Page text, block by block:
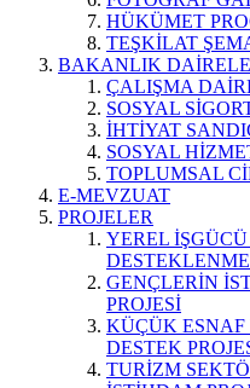
HÜKÜMET
TEŞKİLAT
BAKANLIK
ÇALIŞMA
SOSYAL
İHTİYAT
SOSYAL
TOPLUMSAL
E-MEVZUAT
PROJELER
YEREL
GENÇLERİN
PROJESİ
KÜÇÜK
DESTEK
TURİZM